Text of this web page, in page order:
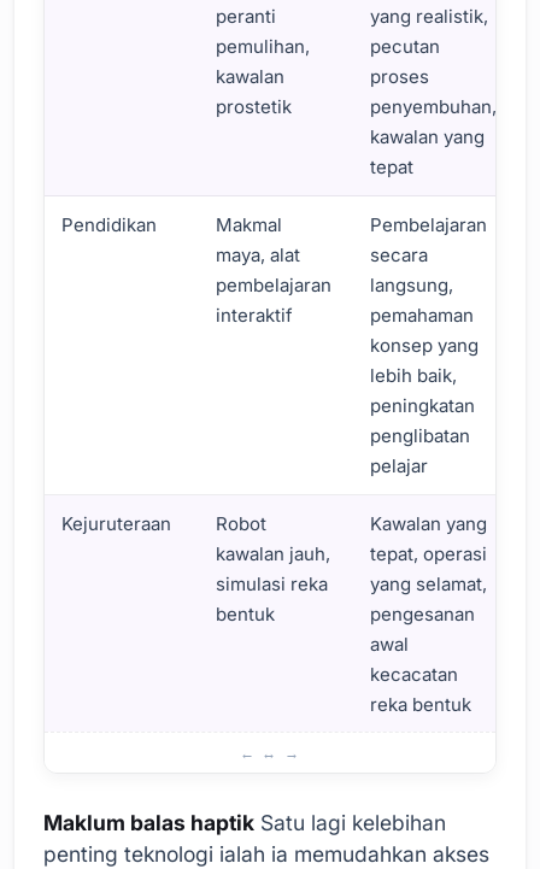
peranti
pemulihan,
kawalan
prostetik
yang realistik,
pecutan
proses
penyembuhan,
kawalan yang
tepat
Pendidikan
Makmal
maya, alat
pembelajaran
interaktif
Pembelajaran
secara
langsung,
pemahaman
konsep yang
lebih baik,
peningkatan
penglibatan
pelajar
Kejuruteraan
Robot
kawalan jauh,
simulasi reka
bentuk
Kawalan yang
tepat, operasi
yang selamat,
pengesanan
awal
kecacatan
reka bentuk
Maklum balas haptik Satu lagi kelebihan
penting teknologi ialah ia memudahkan akses